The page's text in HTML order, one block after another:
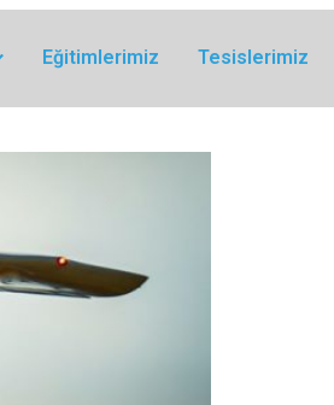
Eğitimlerimiz Tesislerimiz